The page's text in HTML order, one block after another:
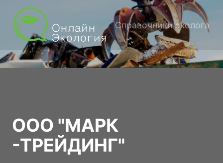
Справочники эколога
ООО "МАРК
-ТРЕЙДИНГ"